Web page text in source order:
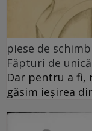
piese de schimb
Făpturi de
Dar pentru a fi,
găsim ieșirea